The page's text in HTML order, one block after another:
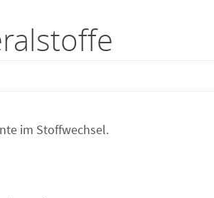
im Stoffwechsel.